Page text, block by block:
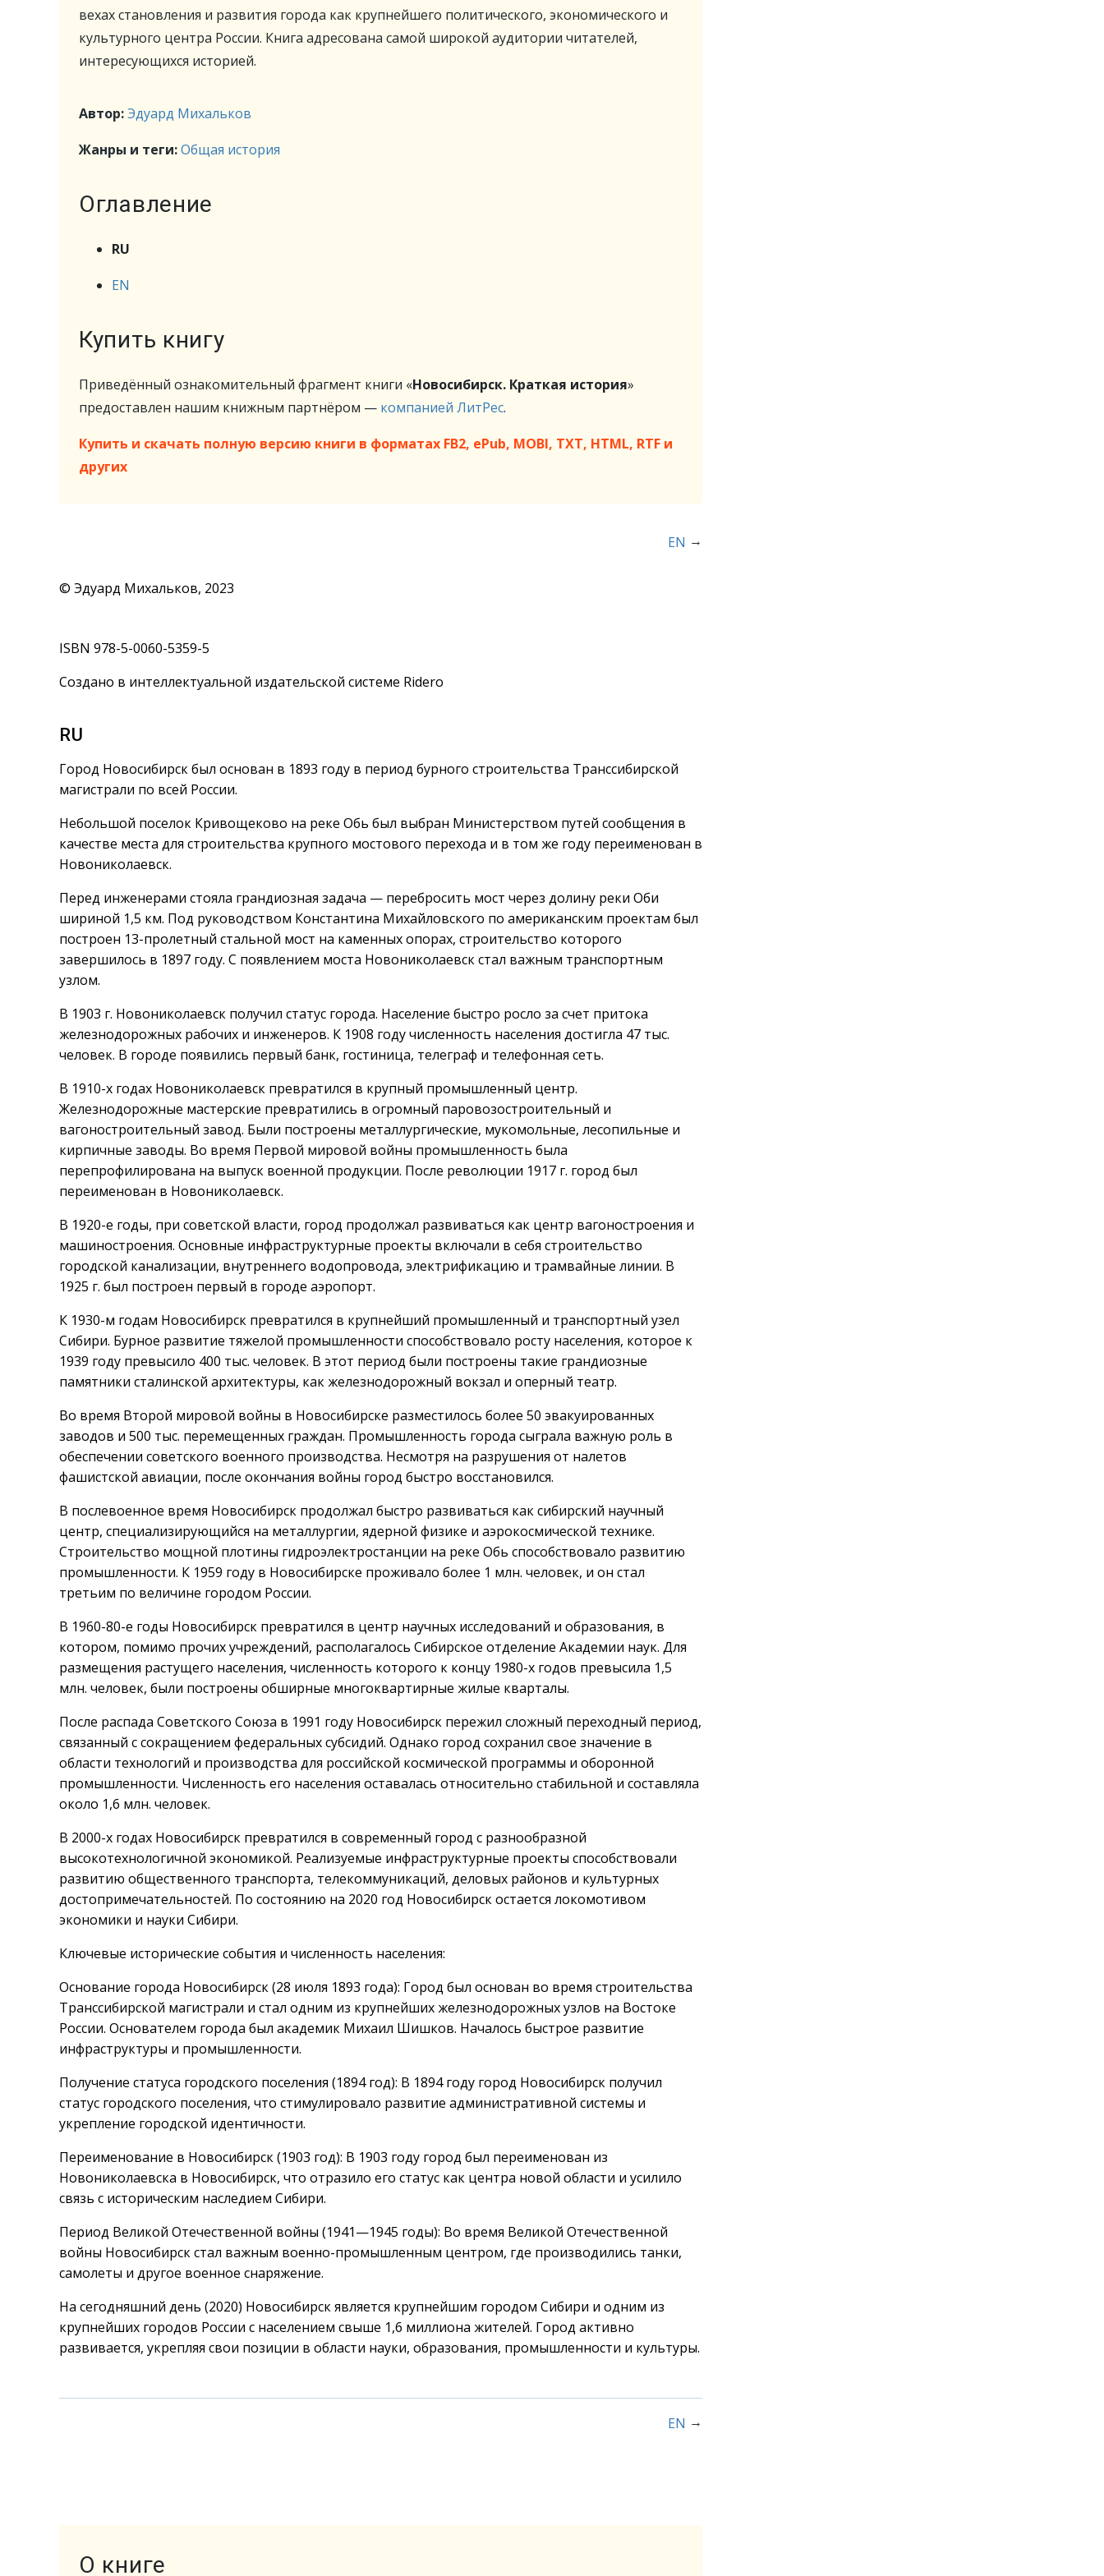
вехах становления и развития города как крупнейшего политического, экономического и
культурного центра России. Книга адресована самой широкой аудитории читателей,
интересующихся историей.
Автор:Эдуард Михальков
Жанры и теги:Общая история
Оглавление
RU
EN
Купить книгу
Приведённый ознакомительный фрагмент книги «Новосибирск. Краткая история»
предоставлен нашим книжным партнёром — компанией ЛитРес.
Купить и скачать полную версию книги в форматах FB2, ePub, MOBI, TXT, HTML, RTF и
других
EN →
© Эдуард Михальков, 2023
ISBN 978-5-0060-5359-5
Создано в интеллектуальной издательской системе Ridero
RU
Город Новосибирск был основан в 1893 году в период бурного строительства Транссибирской
магистрали по всей России.
Небольшой поселок Кривощеково на реке Обь был выбран Министерством путей сообщения в
качестве места для строительства крупного мостового перехода и в том же году переименован в
Новониколаевск.
Перед инженерами стояла грандиозная задача — перебросить мост через долину реки Оби
шириной 1,5 км. Под руководством Константина Михайловского по американским проектам был
построен 13-пролетный стальной мост на каменных опорах, строительство которого
завершилось в 1897 году. С появлением моста Новониколаевск стал важным транспортным
узлом.
В 1903 г. Новониколаевск получил статус города. Население быстро росло за счет притока
железнодорожных рабочих и инженеров. К 1908 году численность населения достигла 47 тыс.
человек. В городе появились первый банк, гостиница, телеграф и телефонная сеть.
В 1910-х годах Новониколаевск превратился в крупный промышленный центр.
Железнодорожные мастерские превратились в огромный паровозостроительный и
вагоностроительный завод. Были построены металлургические, мукомольные, лесопильные и
кирпичные заводы. Во время Первой мировой войны промышленность была
перепрофилирована на выпуск военной продукции. После революции 1917 г. город был
переименован в Новониколаевск.
В 1920-е годы, при советской власти, город продолжал развиваться как центр вагоностроения и
машиностроения. Основные инфраструктурные проекты включали в себя строительство
городской канализации, внутреннего водопровода, электрификацию и трамвайные линии. В
1925 г. был построен первый в городе аэропорт.
К 1930-м годам Новосибирск превратился в крупнейший промышленный и транспортный узел
Сибири. Бурное развитие тяжелой промышленности способствовало росту населения, которое к
1939 году превысило 400 тыс. человек. В этот период были построены такие грандиозные
памятники сталинской архитектуры, как железнодорожный вокзал и оперный театр.
Во время Второй мировой войны в Новосибирске разместилось более 50 эвакуированных
заводов и 500 тыс. перемещенных граждан. Промышленность города сыграла важную роль в
обеспечении советского военного производства. Несмотря на разрушения от налетов
фашистской авиации, после окончания войны город быстро восстановился.
В послевоенное время Новосибирск продолжал быстро развиваться как сибирский научный
центр, специализирующийся на металлургии, ядерной физике и аэрокосмической технике.
Строительство мощной плотины гидроэлектростанции на реке Обь способствовало развитию
промышленности. К 1959 году в Новосибирске проживало более 1 млн. человек, и он стал
третьим по величине городом России.
В 1960-80-е годы Новосибирск превратился в центр научных исследований и образования, в
котором, помимо прочих учреждений, располагалось Сибирское отделение Академии наук. Для
размещения растущего населения, численность которого к концу 1980-х годов превысила 1,5
млн. человек, были построены обширные многоквартирные жилые кварталы.
После распада Советского Союза в 1991 году Новосибирск пережил сложный переходный период,
связанный с сокращением федеральных субсидий. Однако город сохранил свое значение в
области технологий и производства для российской космической программы и оборонной
промышленности. Численность его населения оставалась относительно стабильной и составляла
около 1,6 млн. человек.
В 2000-х годах Новосибирск превратился в современный город с разнообразной
высокотехнологичной экономикой. Реализуемые инфраструктурные проекты способствовали
развитию общественного транспорта, телекоммуникаций, деловых районов и культурных
достопримечательностей. По состоянию на 2020 год Новосибирск остается локомотивом
экономики и науки Сибири.
Ключевые исторические события и численность населения:
Основание города Новосибирск (28 июля 1893 года): Город был основан во время строительства
Транссибирской магистрали и стал одним из крупнейших железнодорожных узлов на Востоке
России. Основателем города был академик Михаил Шишков. Началось быстрое развитие
инфраструктуры и промышленности.
Получение статуса городского поселения (1894 год): В 1894 году город Новосибирск получил
статус городского поселения, что стимулировало развитие административной системы и
укрепление городской идентичности.
Переименование в Новосибирск (1903 год): В 1903 году город был переименован из
Новониколаевска в Новосибирск, что отразило его статус как центра новой области и усилило
связь с историческим наследием Сибири.
Период Великой Отечественной войны (1941—1945 годы): Во время Великой Отечественной
войны Новосибирск стал важным военно-промышленным центром, где производились танки,
самолеты и другое военное снаряжение.
На сегодняшний день (2020) Новосибирск является крупнейшим городом Сибири и одним из
крупнейших городов России с населением свыше 1,6 миллиона жителей. Город активно
развивается, укрепляя свои позиции в области науки, образования, промышленности и культуры.
EN →
О книге